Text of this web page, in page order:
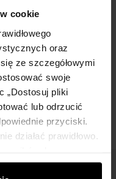
cookie
oraz
ze szczegółowymi
swoje
„Dostosuj pliki
lub odrzucić
przyciski.
działać prawidłowo.
preferencji treści,